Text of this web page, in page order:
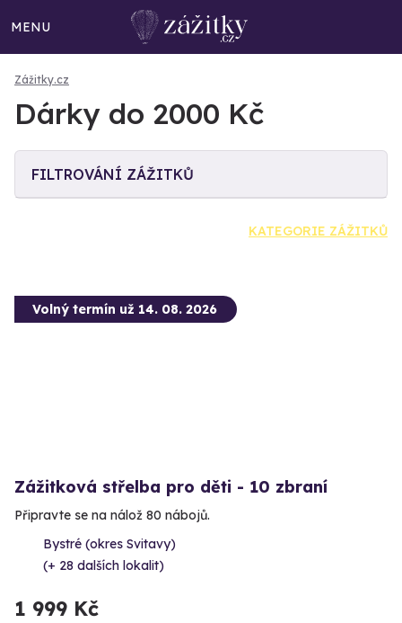
MENU
Zážitky.cz
Dárky do 2000 Kč
FILTROVÁNÍ ZÁŽITKŮ
KATEGORIE ZÁŽITKŮ
Volný termín už 14. 08. 2026
Zážitková střelba pro děti - 10 zbraní
Připravte se na nálož 80 nábojů.
Bystré (okres Svitavy)
(+ 28 dalších lokalit)
1 999 Kč